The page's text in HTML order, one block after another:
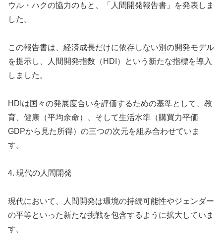
ウル・ハクの協力のもと、「人間開発報告書」を発表しま
した。
この報告書は、経済成長だけに依存しない別の開発モデル
を提示し、人間開発指数（HDI）という新たな指標を導入
しました。
HDIは国々の発展度合いを評価するための基準として、教
育、健康（平均余命）、そして生活水準（購買力平価
GDPから見た所得）の三つの次元を組み合わせていま
す。
4. 現代の人間開発
現代において、人間開発は環境の持続可能性やジェンダー
の平等といった新たな挑戦を包含するように拡大していま
す。